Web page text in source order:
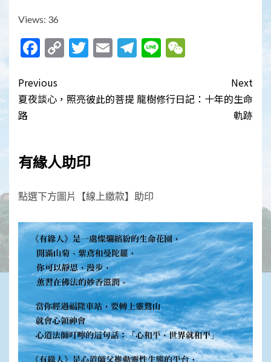
Views: 36
Facebook
CopyTwitter
EmailTelegram
Line
Post
navigation
Previous
夏夜談心，照亮彼此的菩提
路
Next
龍樹修行日記：十年的生命
軌跡
有緣人助印
點選下方圖片【線上繳款】助印